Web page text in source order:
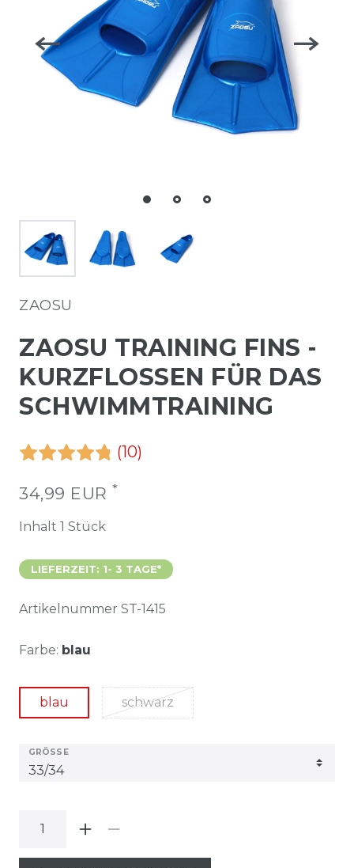
ZAOSU
ZAOSU TRAINING FINS -
KURZFLOSSEN FÜR DAS
SCHWIMMTRAINING
(10)
34,99 EUR *
Inhalt 1 Stück
LIEFERZEIT: 1- 3 TAGE*
Artikelnummer ST-1415
Farbe: blau
blau schwarz
GRÖSSE